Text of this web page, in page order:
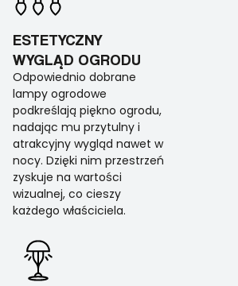
ESTETYCZNY
WYGLĄD OGRODU
Odpowiednio dobrane
lampy ogrodowe
podkreślają piękno ogrodu,
nadając mu przytulny i
atrakcyjny wygląd nawet w
nocy. Dzięki nim przestrzeń
zyskuje na wartości
wizualnej, co cieszy
każdego właściciela.